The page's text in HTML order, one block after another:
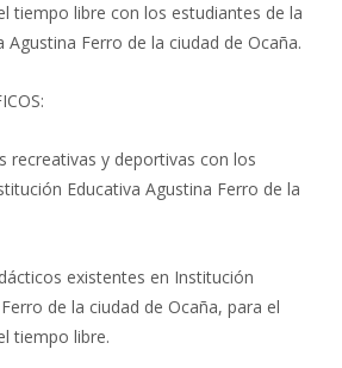
tiempo libre con los estudiantes de la
Agustina Ferro de la ciudad de Ocaña.
recreativas y deportivas con los
Educativa Agustina Ferro de la
existentes en Institución
de la ciudad de Ocaña, para el
tiempo libre.